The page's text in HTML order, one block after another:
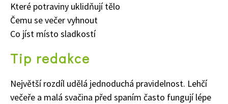
Které potraviny uklidňují tělo
Čemu se večer vyhnout
Co jíst místo sladkostí
Tip redakce
Největší rozdíl udělá jednoduchá pravidelnost. Lehčí
večeře a malá svačina před spaním často fungují lépe